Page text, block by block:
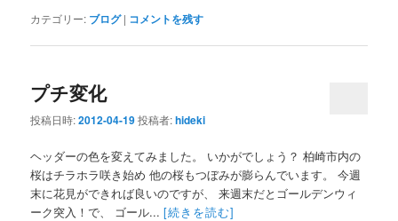
カテゴリー: ブログ | コメントを残す
プチ変化
投稿日時:2012-04-19投稿者:hideki
ヘッダーの色を変えてみました。 いかがでしょう？ 柏崎市内の
桜はチラホラ咲き始め 他の桜もつぼみが膨らんでいます。 今週
末に花見ができれば良いのですが、 来週末だとゴールデンウィ
ーク突入！で、 ゴール...[続きを読む]